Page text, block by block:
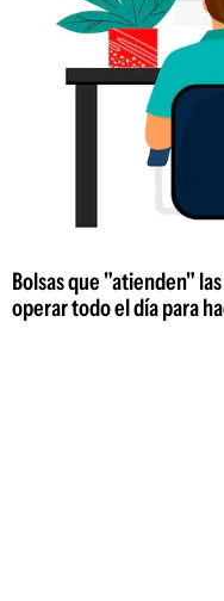
Bolsas que "atienden"
operar todo el día para